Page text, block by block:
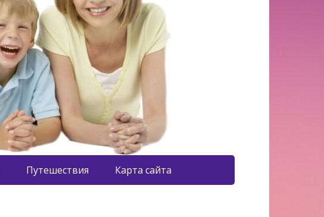
Путешествия Карта сайта